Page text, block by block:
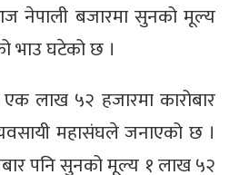
नेपाली बजारमा सुनको मूल्य
भाउ घटेको छ ।
लाख ५२ हजारमा कारोबार
महासंघले जनाएको छ ।
पनि सुनको मूल्य १ लाख ५२